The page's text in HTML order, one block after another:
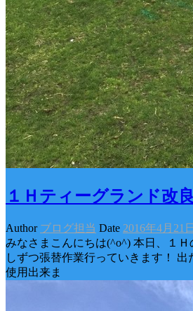
１Ｈティーグランド改
Author ブログ担当 Date 2016年4月21日
みなさまこんにちは(^o^) 本日、１
しずつ張替作業行っていきます！
使用出来ま